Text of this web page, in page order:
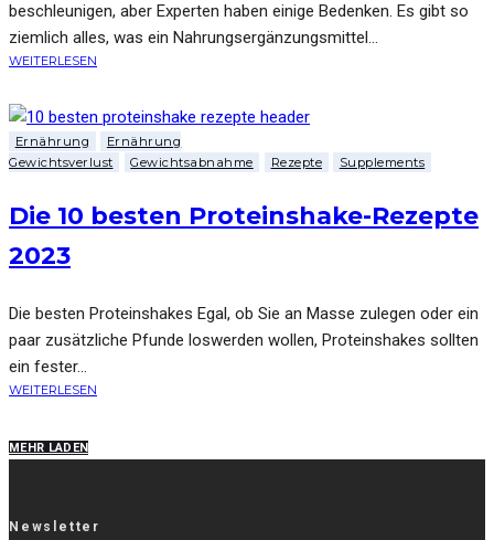
beschleunigen, aber Experten haben einige Bedenken. Es gibt so
ziemlich alles, was ein Nahrungsergänzungsmittel...
WEITERLESEN
Ernährung
Ernährung
Gewichtsverlust
Gewichtsabnahme Rezepte Supplements
Die 10 besten Proteinshake-Rezepte
2023
Die besten Proteinshakes Egal, ob Sie an Masse zulegen oder ein
paar zusätzliche Pfunde loswerden wollen, Proteinshakes sollten
ein fester...
WEITERLESEN
MEHR LADEN
Newsletter